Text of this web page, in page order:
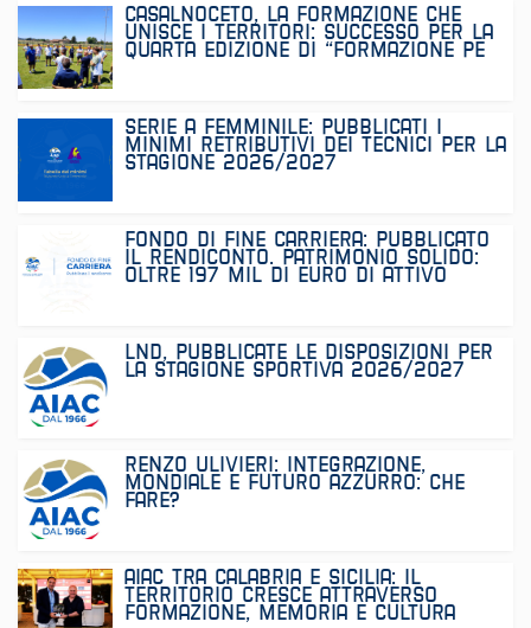
CASALNOCETO, LA FORMAZIONE CHE
UNISCE I TERRITORI: SUCCESSO PER LA
QUARTA EDIZIONE DI “FORMAZIONE PE
SERIE A FEMMINILE: PUBBLICATI I
MINIMI RETRIBUTIVI DEI TECNICI PER LA
STAGIONE 2026/2027
FONDO DI FINE CARRIERA: PUBBLICATO
IL RENDICONTO. PATRIMONIO SOLIDO:
OLTRE 197 MIL DI EURO DI ATTIVO
LND, PUBBLICATE LE DISPOSIZIONI PER
LA STAGIONE SPORTIVA 2026/2027
RENZO ULIVIERI: INTEGRAZIONE,
MONDIALE E FUTURO AZZURRO: CHE
FARE?
AIAC TRA CALABRIA E SICILIA: IL
TERRITORIO CRESCE ATTRAVERSO
FORMAZIONE, MEMORIA E CULTURA